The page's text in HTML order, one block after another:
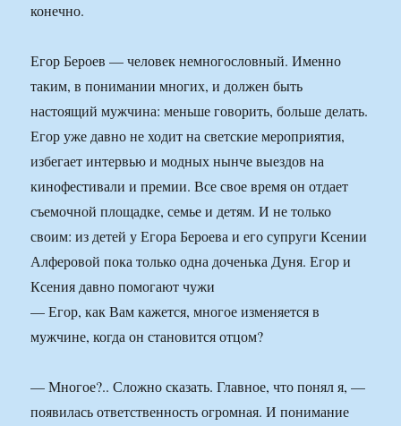
конечно.
Егор Бероев — человек немногословный. Именно
таким, в понимании многих, и должен быть
настоящий мужчина: меньше говорить, больше делать.
Егор уже давно не ходит на светские мероприятия,
избегает интервью и модных нынче выездов на
кинофестивали и премии. Все свое время он отдает
съемочной площадке, семье и детям. И не только
своим: из детей у Егора Бероева и его супруги Ксении
Алферовой пока только одна доченька Дуня. Егор и
Ксения давно помогают чужи
— Егор, как Вам кажется, многое изменяется в
мужчине, когда он становится отцом?
— Многое?.. Сложно сказать. Главное, что понял я, —
появилась ответственность огромная. И понимание